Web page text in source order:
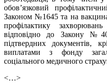
обов’язковий
Законом №1645 та на
профілактику
відповідно до Закону
підтвердних документів,
виплатами з фонду
соціального медичного
<…>